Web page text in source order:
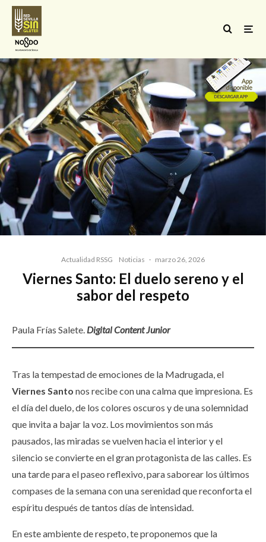
Actualidad RSSG Noticias · marzo 26, 2026
Viernes Santo: El duelo sereno y el
sabor del respeto
Paula Frías Salete. Digital Content Junior
Tras la tempestad de emociones de la Madrugada, el
Viernes Santo nos recibe con una calma que impresiona. Es
el día del duelo, de los colores oscuros y de una solemnidad
que invita a bajar la voz. Los movimientos son más
pausados, las miradas se vuelven hacia el interior y el
silencio se convierte en el gran protagonista de las calles. Es
una tarde para el paseo reflexivo, para saborear los últimos
compases de la semana con una serenidad que reconforta el
espíritu después de tantos días de intensidad.
En este ambiente de respeto, te proponemos que la